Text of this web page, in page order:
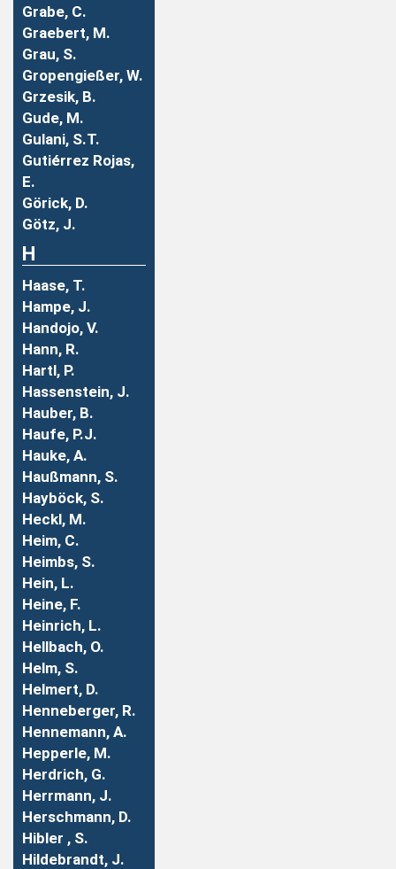
Grabe, C.
Graebert, M.
Grau, S.
Gropengießer, W.
Grzesik, B.
Gude, M.
Gulani, S.T.
Gutiérrez Rojas,
E.
Görick, D.
Götz, J.
H
Haase, T.
Hampe, J.
Handojo, V.
Hann, R.
Hartl, P.
Hassenstein, J.
Hauber, B.
Haufe, P.J.
Hauke, A.
Haußmann, S.
Hayböck, S.
Heckl, M.
Heim, C.
Heimbs, S.
Hein, L.
Heine, F.
Heinrich, L.
Hellbach, O.
Helm, S.
Helmert, D.
Henneberger, R.
Hennemann, A.
Hepperle, M.
Herdrich, G.
Herrmann, J.
Herschmann, D.
Hibler , S.
Hildebrandt, J.